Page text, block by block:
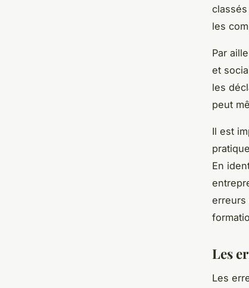
les
Par
et
les
peut
Il est
En
erreurs
Les
Les